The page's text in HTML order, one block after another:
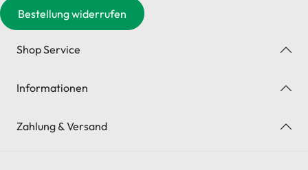
Bestellung widerrufen
Shop Service
Informationen
Zahlung & Versand